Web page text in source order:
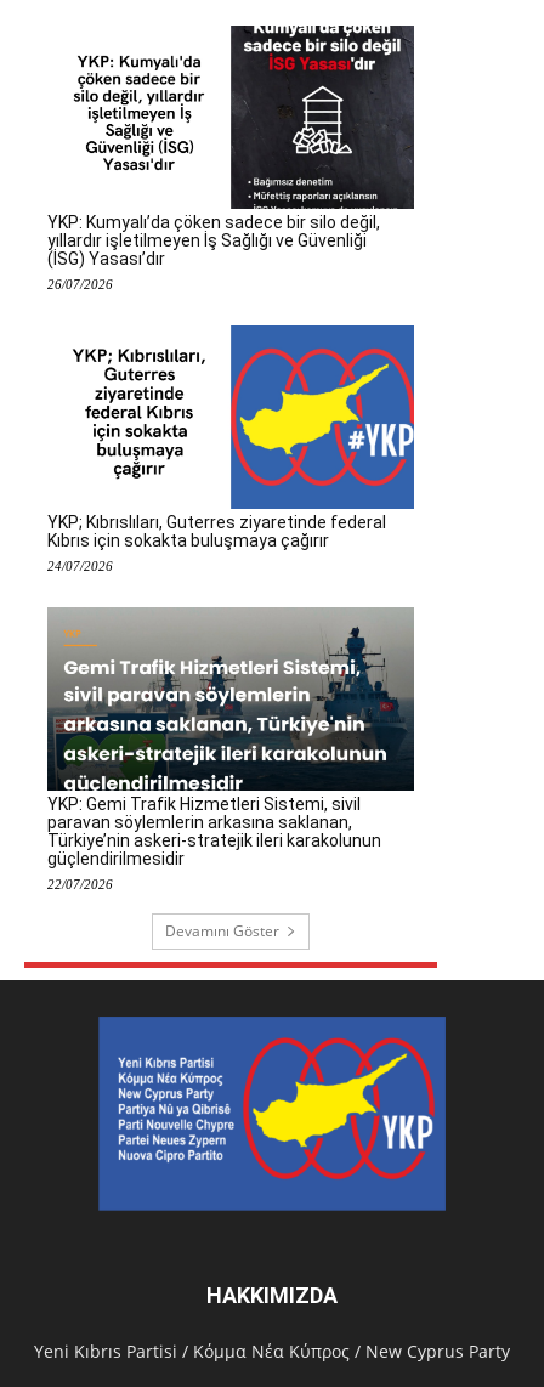
YKP: Kumyalı’da çöken sadece bir silo değil,
yıllardır işletilmeyen İş Sağlığı ve Güvenliği
(İSG) Yasası’dır
26/07/2026
YKP; Kıbrıslıları, Guterres ziyaretinde federal
Kıbrıs için sokakta buluşmaya çağırır
24/07/2026
YKP: Gemi Trafik Hizmetleri Sistemi, sivil
paravan söylemlerin arkasına saklanan,
Türkiye’nin askeri-stratejik ileri karakolunun
güçlendirilmesidir
22/07/2026
Devamını Göster
HAKKIMIZDA
Υeni Kıbrıs Partisi / Κόμμα Νέα Κύπρος / New Cyprus Party